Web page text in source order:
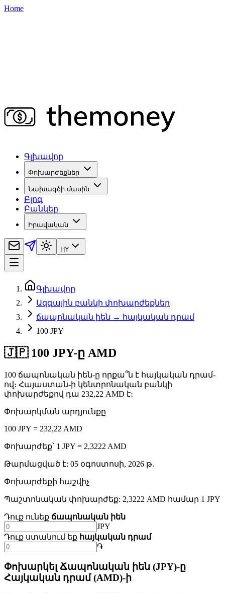
Home
Գլխավոր
Փոխարժեքներ
Նախագծի մասին
Բլոգ
Բանկեր
Իրավական
HY
Գլխավոր
Ազգային բանկի փոխարժեքներ
ճապոնական իեն → հայկական դրամ
100 JPY
🇯🇵 100 JPY-ը AMD
100 ճապոնական իեն-ը որքա՞ն է հայկական դրամ-
ով։ Հայաստան-ի կենտրոնական բանկի
փոխարժեքով դա 232,22 AMD է։
Փոխարկման արդյունքը
100 JPY = 232,22 AMD
Փոխարժեք՝ 1 JPY = 2,3222 AMD
Թարմացված է: 05 օգոստոսի, 2026 թ.
Փոխարժեքի հաշվիչ
Պաշտոնական փոխարժեք: 2,3222 AMD համար 1 JPY
Դուք ունեք ճապոնական իեն
JPY
Դուք ստանում եք հայկական դրամ
֏
Փոխարկել Ճապոնական իեն (JPY)-ը
Հայկական դրամ (AMD)-ի